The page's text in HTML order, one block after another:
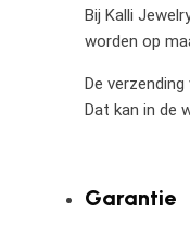
Bij Kalli
worden op
De
Dat kan in de
Garantie